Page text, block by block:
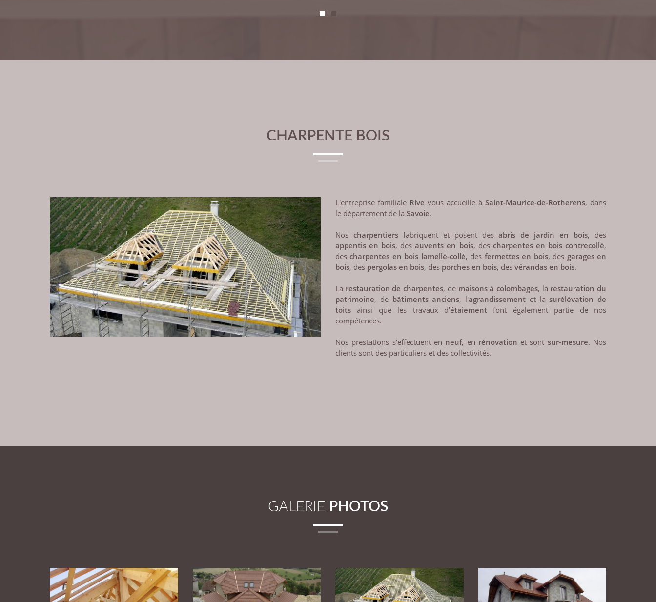
CHARPENTE BOIS
L'entreprise familiale Rive vous accueille à Saint-Maurice-de-Rotherens, dans
le département de la Savoie.
Nos charpentiersfabriquent et posent desabris de jardin en bois, des
appentis en bois, desauvents en bois, des charpentes en bois contrecollé,
des charpentes en bois lamellé-collé, des fermettes en bois, des garages en
bois, des pergolas en bois, des porches en bois, des vérandas en bois.
La restauration de charpentes, de maisons à colombages, la restauration du
patrimoine, de bâtiments anciens, l'agrandissement et lasurélévation de
toits ainsi que les travaux d'étaiement font également partie de nos
compétences.
Nos prestations s'effectuent en neuf, en rénovation et sont sur-mesure. Nos
clients sont des particuliers et des collectivités.
GALERIE PHOTOS